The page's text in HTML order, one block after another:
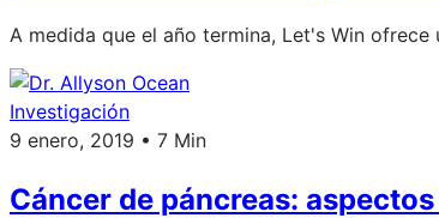
A medida que el año termina, Let's Win
Investigación
9 enero, 2019 • 7 Min
Cáncer de páncreas: